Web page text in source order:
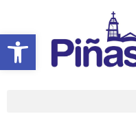
Abrir barra de herramientas
contenido